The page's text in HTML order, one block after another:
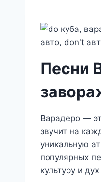
Песни
Варадеро —
звучит на
уникальную
популярных
культуру и